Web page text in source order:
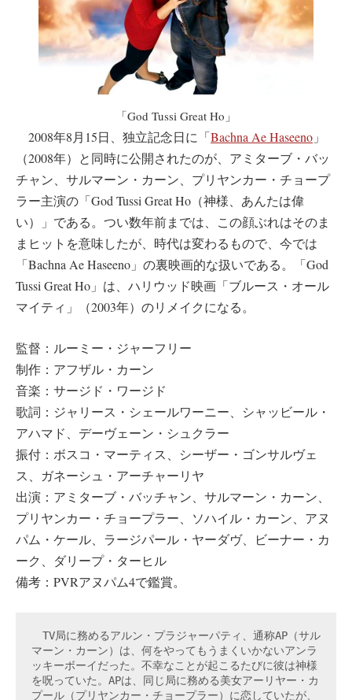
「God Tussi Great Ho」
2008年8月15日、独立記念日に「Bachna Ae Haseeno 」
（2008年）と同時に公開されたのが、アミターブ・バッ
チャン、サルマーン・カーン、プリヤンカー・チョープ
ラー主演の「God Tussi Great Ho（神様、あんたは偉
い）」である。つい数年前までは、この顔ぶれはそのま
まヒットを意味したが、時代は変わるもので、今では
「Bachna Ae Haseeno」の裏映画的な扱いである。「God
Tussi Great Ho」は、ハリウッド映画「ブルース・オール
マイティ」（2003年）のリメイクになる。
監督：ルーミー・ジャーフリー
制作：アフザル・カーン
音楽：サージド・ワージド
歌詞：ジャリース・シェールワーニー、シャッビール・
アハマド、デーヴェーン・シュクラー
振付：ボスコ・マーティス、シーザー・ゴンサルヴェ
ス、ガネーシュ・アーチャーリヤ
出演：アミターブ・バッチャン、サルマーン・カーン、
プリヤンカー・チョープラー、ソハイル・カーン、アヌ
パム・ケール、ラージパール・ヤーダヴ、ビーナー・カ
ーク、ダリープ・ターヒル
備考：PVRアヌパム4で鑑賞。
TV局に務めるアルン・プラジャーパティ、通称AP（サル
マーン・カーン）は、何をやってもうまくいかないアンラ
ッキーボーイだった。不幸なことが起こるたびに彼は神様
を呪っていた。APは、同じ局に務める美女アーリヤー・カ
プール（プリヤンカー・チョープラー）に恋していたが、